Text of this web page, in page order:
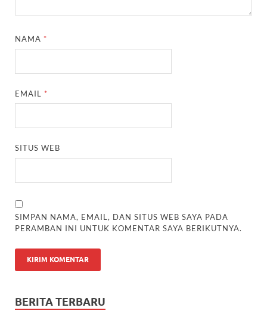
NAMA *
EMAIL *
SITUS WEB
SIMPAN NAMA, EMAIL, DAN SITUS WEB SAYA PADA
PERAMBAN INI UNTUK KOMENTAR SAYA BERIKUTNYA.
BERITA TERBARU